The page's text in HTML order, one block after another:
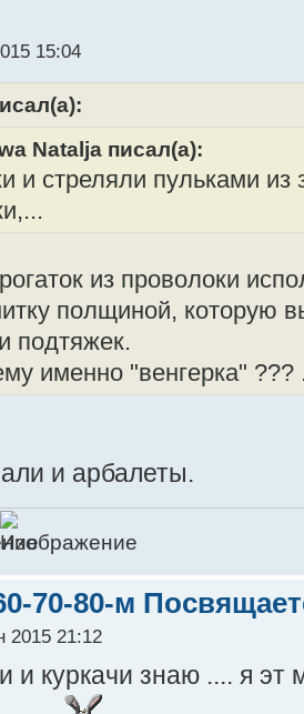
15:04
Natalja писал(а):
и стреляли пульками
из проволоки
полщиной, которую
подтяжек.
именно "венгерка"
и арбалеты.
70-80-м
21:12
и куркачи знаю .... я эт